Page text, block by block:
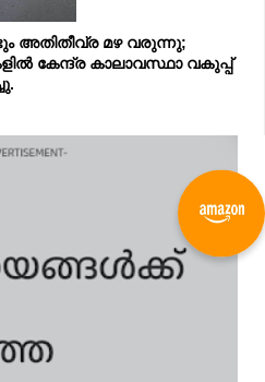
അതിതീവ്ര മഴ വരുന്നു;
കേന്ദ്ര കാലാവസ്ഥാ വകുപ്പ്